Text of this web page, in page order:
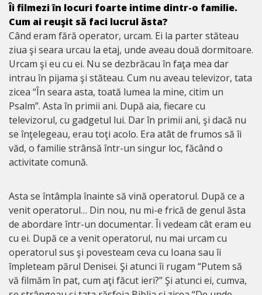
Îi filmezi în locuri foarte intime dintr-o familie.
Cum ai reuşit să faci lucrul ăsta?
Când eram fără operator, urcam. Ei la parter stăteau
ziua şi seara urcau la etaj, unde aveau două dormitoare.
Urcam şi eu cu ei. Nu se dezbrăcau în faţa mea dar
intrau în pijama şi stăteau. Cum nu aveau televizor, tata
zicea “În seara asta, toată lumea la mine, citim un
Psalm”. Asta în primii ani. După aia, fiecare cu
televizorul, cu gadgetul lui. Dar în primii ani, şi dacă nu
se înţelegeau, erau toţi acolo. Era atât de frumos să îi
văd, o familie strânsă într-un singur loc, făcând o
activitate comună.
Asta se întâmpla înainte să vină operatorul. După ce a
venit operatorul… Din nou, nu mi-e frică de genul ăsta
de abordare într-un documentar. Îi vedeam cât eram eu
cu ei. După ce a venit operatorul, nu mai urcam cu
operatorul sus şi povesteam ceva cu Ioana sau îi
împleteam părul Denisei. Şi atunci îi rugam “Putem să
vă filmăm în pat, cum aţi făcut ieri?” Şi atunci ei, cumva,